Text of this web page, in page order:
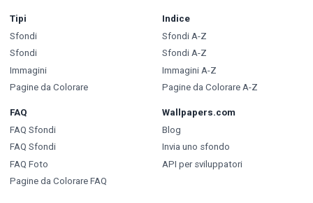
Tipi
Sfondi
Sfondi
Immagini
Pagine da Colorare
Indice
Sfondi A-Z
Sfondi A-Z
Immagini A-Z
Pagine da Colorare A-Z
FAQ
FAQ Sfondi
FAQ Sfondi
FAQ Foto
Pagine da Colorare FAQ
Wallpapers.com
Blog
Invia uno sfondo
API per sviluppatori